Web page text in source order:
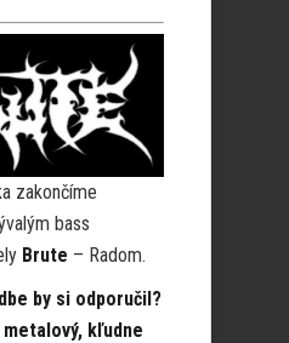
zakončíme
bass
Brute – Radom.
by si odporučil?
kľudne